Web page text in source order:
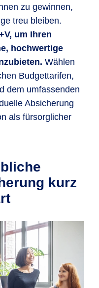
zu gewinnen,
treu bleiben.
um Ihren
hochwertige
Wählen
Budgettarifen,
dem umfassenden
Absicherung
als fürsorglicher
kurz